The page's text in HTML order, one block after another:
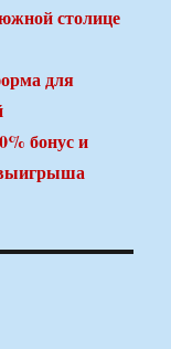
столице
для
бонус и